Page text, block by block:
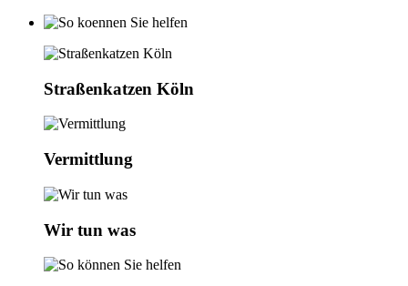
Straßenkatzen Köln
Vermittlung
Wir tun was